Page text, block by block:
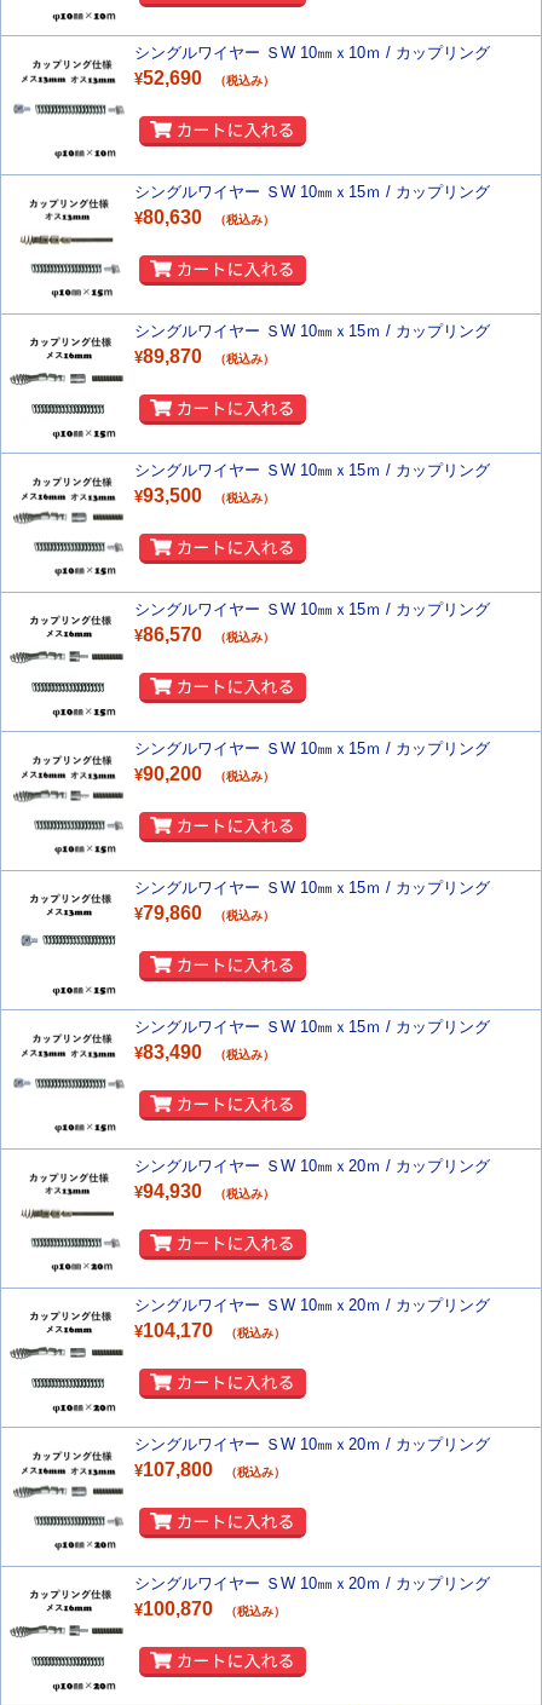
シングルワイヤー ＳW 10㎜ｘ10ｍ / カップリング
¥52,690 （税込み）
シングルワイヤー ＳW 10㎜ｘ15ｍ / カップリング
¥80,630 （税込み）
シングルワイヤー ＳW 10㎜ｘ15ｍ / カップリング
¥89,870 （税込み）
シングルワイヤー ＳW 10㎜ｘ15ｍ / カップリング
¥93,500 （税込み）
シングルワイヤー ＳW 10㎜ｘ15ｍ / カップリング
¥86,570 （税込み）
シングルワイヤー ＳW 10㎜ｘ15ｍ / カップリング
¥90,200 （税込み）
シングルワイヤー ＳW 10㎜ｘ15ｍ / カップリング
¥79,860 （税込み）
シングルワイヤー ＳW 10㎜ｘ15ｍ / カップリング
¥83,490 （税込み）
シングルワイヤー ＳW 10㎜ｘ20ｍ / カップリング
¥94,930 （税込み）
シングルワイヤー ＳW 10㎜ｘ20ｍ / カップリング
¥104,170 （税込み）
シングルワイヤー ＳW 10㎜ｘ20ｍ / カップリング
¥107,800 （税込み）
シングルワイヤー ＳW 10㎜ｘ20ｍ / カップリング
¥100,870 （税込み）